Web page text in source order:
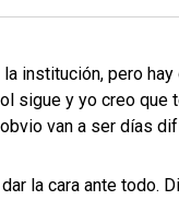
institución, pero hay
sigue y yo creo que
van a ser días
la cara ante todo.